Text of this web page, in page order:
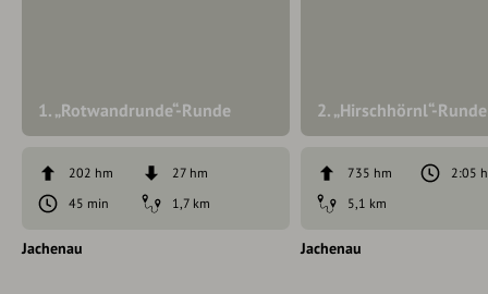
1. „Rotwandrunde“-Runde
202 hm
27 hm
45 min
1,7 km
Jachenau
2. „Hirschhörnl“-Runde
735 hm
2:05 h
5,1 km
Jachenau